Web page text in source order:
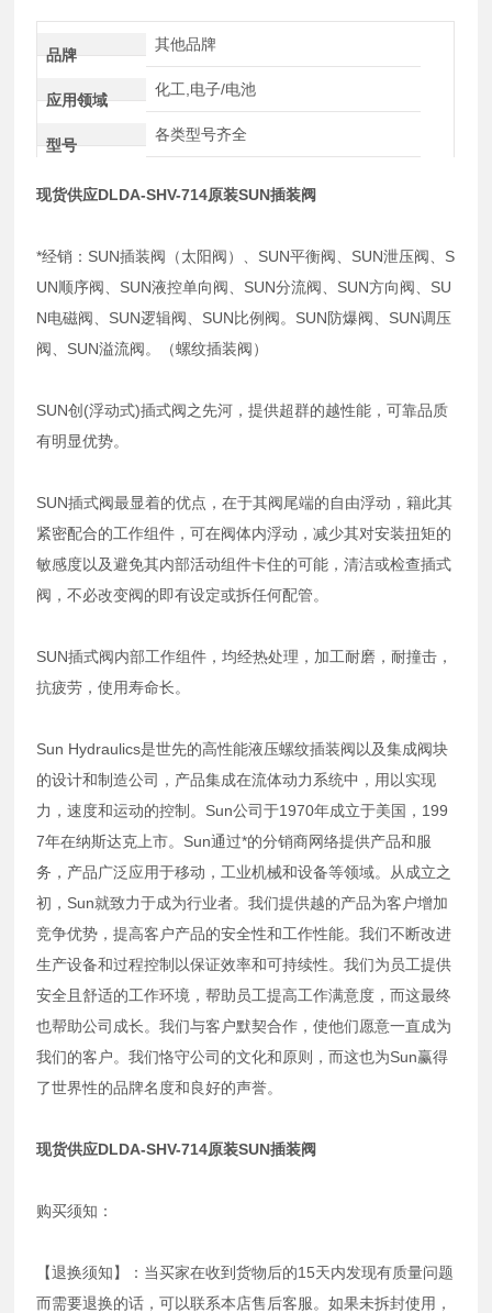
品牌
其他品牌
应用领域
化工,电子/电池
型号
各类型号齐全
现货供应DLDA-SHV-714原装SUN插装阀
*经销：SUN插装阀（太阳阀）、SUN平衡阀、SUN泄压阀、S
UN顺序阀、SUN液控单向阀、SUN分流阀、SUN方向阀、SU
N电磁阀、SUN逻辑阀、SUN比例阀。SUN防爆阀、SUN调压
阀、SUN溢流阀。（螺纹插装阀）
SUN创(浮动式)插式阀之先河，提供超群的越性能，可靠品质
有明显优势。
SUN插式阀最显着的优点，在于其阀尾端的自由浮动，籍此其
紧密配合的工作组件，可在阀体内浮动，减少其对安装扭矩的
敏感度以及避免其内部活动组件卡住的可能，清洁或检查插式
阀，不必改变阀的即有设定或拆任何配管。
SUN插式阀内部工作组件，均经热处理，加工耐磨，耐撞击，
抗疲劳，使用寿命长。
Sun Hydraulics是世先的高性能液压螺纹插装阀以及集成阀块
的设计和制造公司，产品集成在流体动力系统中，用以实现
力，速度和运动的控制。Sun公司于1970年成立于美国，199
7年在纳斯达克上市。Sun通过*的分销商网络提供产品和服
务，产品广泛应用于移动，工业机械和设备等领域。从成立之
初，Sun就致力于成为行业者。我们提供越的产品为客户增加
竞争优势，提高客户产品的安全性和工作性能。我们不断改进
生产设备和过程控制以保证效率和可持续性。我们为员工提供
安全且舒适的工作环境，帮助员工提高工作满意度，而这最终
也帮助公司成长。我们与客户默契合作，使他们愿意一直成为
我们的客户。我们恪守公司的文化和原则，而这也为Sun赢得
了世界性的品牌名度和良好的声誉。
现货供应DLDA-SHV-714原装SUN插装阀
购买须知：
【退换须知】：当买家在收到货物后的15天内发现有质量问题
而需要退换的话，可以联系本店售后客服。如果未拆封使用，